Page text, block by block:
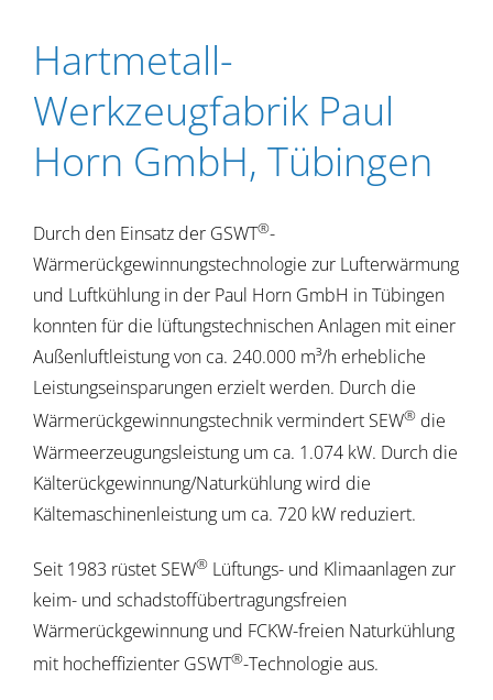
Hartmetall-
Werkzeugfabrik Paul
Horn GmbH, Tübingen
Durch den Einsatz der GSWT®-
Wärmerückgewinnungstechnologie zur Lufterwärmung
und Luftkühlung in der Paul Horn GmbH in Tübingen
konnten für die lüftungstechnischen Anlagen mit einer
Außenluftleistung von ca. 240.000 m³/h erhebliche
Leistungseinsparungen erzielt werden. Durch die
Wärmerückgewinnungstechnik vermindert SEW®die
Wärmeerzeugungsleistung um ca. 1.074 kW. Durch die
Kälterückgewinnung/Naturkühlung wird die
Kältemaschinenleistung um ca. 720 kW reduziert.
Seit 1983 rüstet SEW®Lüftungs- und Klimaanlagen zur
keim- und schadstoffübertragungsfreien
Wärmerückgewinnung und FCKW-freien Naturkühlung
mit hocheffizienter GSWT®-Technologie aus.